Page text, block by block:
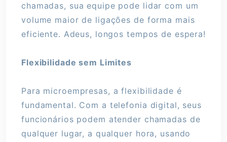
chamadas, sua equipe pode lidar com um
volume maior de ligações de forma mais
eficiente. Adeus, longos tempos de espera!
Flexibilidade sem Limites
Para microempresas, a flexibilidade é
fundamental. Com a telefonia digital, seus
funcionários podem atender chamadas de
qualquer lugar, a qualquer hora, usando